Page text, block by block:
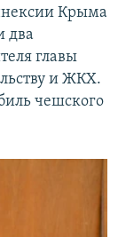
Крыма
два
главы
и ЖКХ.
чешского